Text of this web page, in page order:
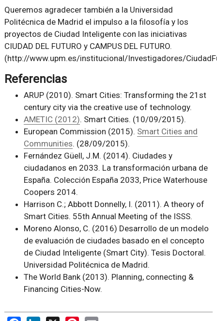
Queremos agradecer también a la Universidad
Politécnica de Madrid el impulso a la filosofía y los
proyectos de Ciudad Inteligente con las iniciativas
CIUDAD DEL FUTURO y CAMPUS DEL FUTURO.
(http://www.upm.es/institucional/Investigadores/
Referencias
ARUP (2010). Smart Cities: Transforming the 21st
century city via the creative use of technology.
AMETIC (2012). Smart Cities. (10/09/2015).
European Commission (2015). Smart Cities and
Communities. (28/09/2015).
Fernández Güell, J.M. (2014). Ciudades y
ciudadanos en 2033. La transformación urbana de
España. Colección España 2033, Price Waterhouse
Coopers 2014.
Harrison C.; Abbott Donnelly, I. (2011). A theory of
Smart Cities. 55th Annual Meeting of the ISSS.
Moreno Alonso, C. (2016) Desarrollo de un modelo
de evaluación de ciudades basado en el concepto
de Ciudad Inteligente (Smart City). Tesis Doctoral.
Universidad Politécnica de Madrid.
The World Bank (2013). Planning, connecting &
Financing Cities-Now.